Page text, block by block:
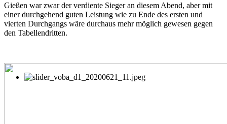
Gießen war zwar der verdiente Sieger an diesem Abend, aber mit
einer durchgehend guten Leistung wie zu Ende des ersten und
vierten Durchgangs wäre durchaus mehr möglich gewesen gegen
den Tabellendritten.